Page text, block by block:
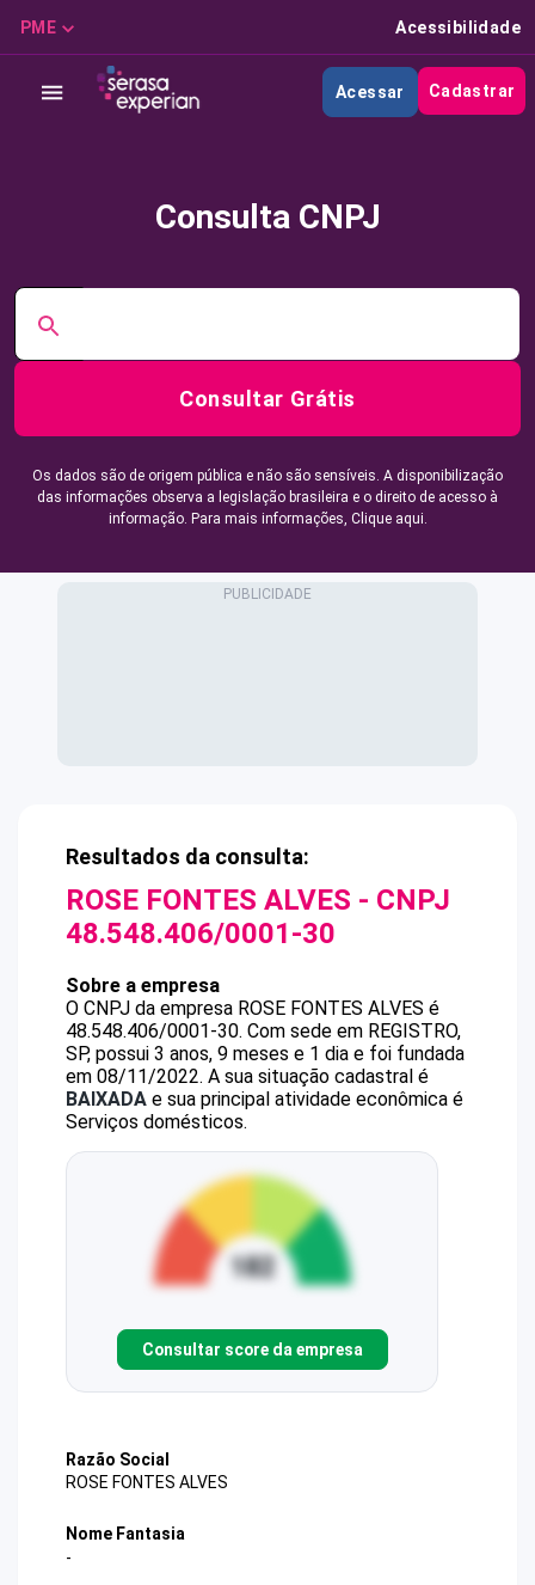
PME Acessibilidade
Acessar Cadastrar
Consulta CNPJ
Consultar Grátis
Os dados são de origem pública e não são sensíveis. A disponibilização
das informações observa a legislação brasileira e o direito de acesso à
informação. Para mais informações, Clique aqui.
Resultados da consulta:
ROSE FONTES ALVES - CNPJ
48.548.406/0001-30
Sobre a empresa
O CNPJ da empresa ROSE FONTES ALVES é
48.548.406/0001-30. Com sede em REGISTRO,
SP, possui 3 anos, 9 meses e 1 dia e foi fundada
em 08/11/2022. A sua situação cadastral é
BAIXADA e sua principal atividade econômica é
Serviços domésticos.
Consultar score da empresa
Razão Social
ROSE FONTES ALVES
Nome Fantasia
-